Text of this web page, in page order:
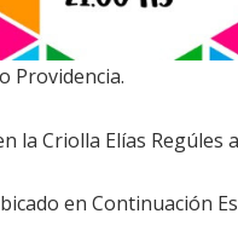
Providencia.
la Criolla Elías Regúles
en Continuación